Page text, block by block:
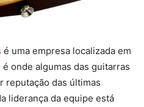
é uma empresa localizada em
onde algumas das guitarras
reputação das últimas
liderança da equipe está